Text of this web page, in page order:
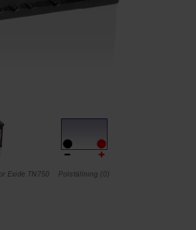
Exide TN750 Polställning (0)